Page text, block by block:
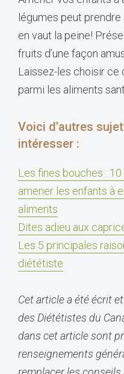
légumes peut
en vaut la peine!
fruits d’une façon
Laissez-les choisir ce
parmi les aliments
Voici d’autres
intéresser :
Les fines bouches : 10
amener les enfants à
aliments
Dites adieu aux
Les 5 principales
diététiste
Cet article a été écrit
des Diététistes du
dans cet article sont
renseignements